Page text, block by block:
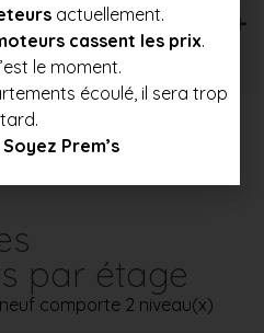
T6+
par étage
comporte 2 niveau(x)
actuellement.
cassent les prix.
le moment.
écoulé, il sera trop
tard.
Soyez Prem’s